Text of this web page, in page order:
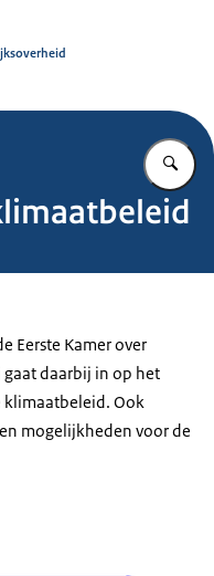
Eerste Kamer over
gaat daarbij in op het
klimaatbeleid. Ook
mogelijkheden voor de